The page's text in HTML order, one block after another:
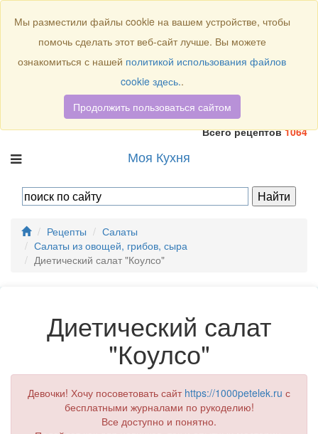
Всего рецептов1064
Моя Кухня
Рецепты
Салаты
Салаты из овощей, грибов, сыра
Диетический салат "Коулсо"
Диетический салат
"Коулсо"
Девочки! Хочу посоветовать сайт https://1000petelek.ru с
бесплатными журналами по рукоделию!
Все доступно и понятно.
Мы разместили файлы cookie на вашем устройстве, чтобы
помочь сделать этот веб-сайт лучше. Вы можете
ознакомиться с нашей политикой использования файлов
cookie здесь..
Продолжить пользоваться сайтом